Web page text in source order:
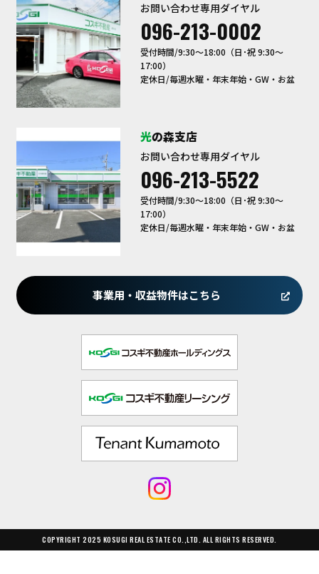
お問い合わせ専用ダイヤル
096-213-0002
受付時間/9:30〜18:00（日･祝 9:30～
17:00）
定休日/毎週水曜・年末年始・GW・お盆
光の森支店
お問い合わせ専用ダイヤル
096-213-5522
受付時間/9:30〜18:00（日･祝 9:30～
17:00）
定休日/毎週水曜・年末年始・GW・お盆
事業用・収益物件はこちら
COPYRIGHT 2025 KOSUGI REAL ESTATE CO.,LTD. ALL RIGHTS RESERVED.